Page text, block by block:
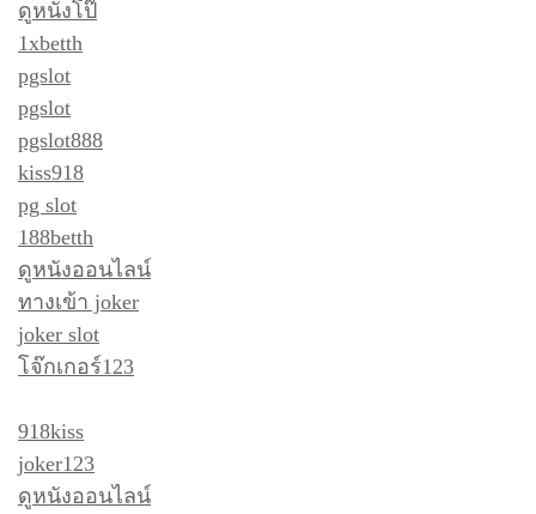
ดูหนังโป๊
1xbetth
pgslot
pgslot
pgslot888
kiss918
pg slot
188betth
ดูหนังออนไลน์
ทางเข้า joker
joker slot
โจ๊กเกอร์123
918kiss
joker123
ดูหนังออนไลน์